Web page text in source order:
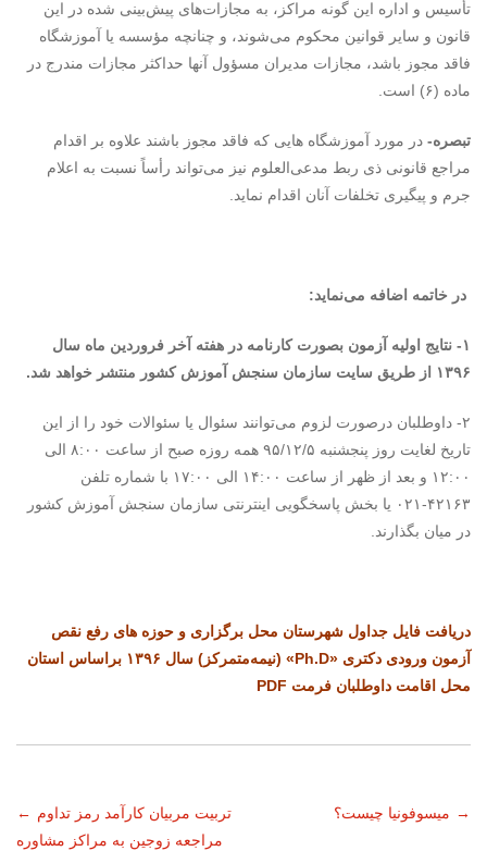
تأسیس و اداره این گونه مراکز، به مجازات‌های پیش‌بینی شده در این
قانون و سایر قوانین محکوم می‌شوند، و چنانچه مؤسسه یا آموزشگاه
فاقد مجوز باشد، مجازات مدیران مسؤول آنها حداکثر مجازات مندرج در
ماده (۶) است.
تبصره- در مورد آموزشگاه هایی که فاقد مجوز باشند علاوه بر اقدام
مراجع قانونی ذی ربط مدعی‌العلوم نیز می‌تواند رأساً نسبت به اعلام
جرم و پیگیری تخلفات آنان اقدام نماید.
در خاتمه اضافه می‌نماید:
۱- نتایج اولیه آزمون بصورت کارنامه در هفته آخر فروردین ماه سال
۱۳۹۶ از طریق سایت سازمان سنجش آموزش کشور منتشر خواهد شد.
۲- داوطلبان درصورت لزوم می‌توانند سئوال یا سئوالات خود را از این
تاریخ لغایت روز پنجشنبه ۹۵/۱۲/۵ همه روزه صبح از ساعت ۸:۰۰ الی‌
۱۲:۰۰ و بعد از ظهر از ساعت‌ ۱۴:۰۰ ‌الی‌ ۱۷:۰۰ با شماره ‌تلفن‌
۴۲۱۶۳-۰۲۱ یا بخش پاسخگویی اینترنتی سازمان سنجش آموزش کشور
در میان بگذارند.
دریافت فایل جداول شهرستان محل برگزاری و حوزه های رفع نقص
آزمون ورودی دکتری «Ph.D» (نیمه‌متمرکز) سال‌ ۱۳۹۶ براساس استان
محل اقامت داوطلبان فرمت PDF
ناوبری
← تربیت مربیان کارآمد رمز تداوم
مراجعه‌ زوجین به مراکز مشاوره‌
میسوفونیا چیست؟ →